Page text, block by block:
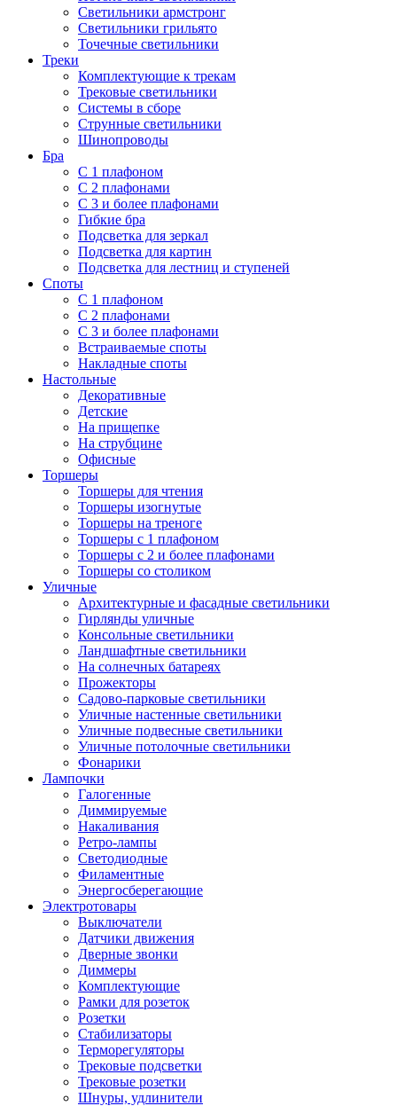
Светильники армстронг
Светильники грильято
Точечные светильники
Треки
Комплектующие к трекам
Трековые светильники
Системы в сборе
Струнные светильники
Шинопроводы
Бра
С 1 плафоном
С 2 плафонами
С 3 и более плафонами
Гибкие бра
Подсветка для зеркал
Подсветка для картин
Подсветка для лестниц и ступеней
Споты
С 1 плафоном
С 2 плафонами
С 3 и более плафонами
Встраиваемые споты
Накладные споты
Настольные
Декоративные
Детские
На прищепке
На струбцине
Офисные
Торшеры
Торшеры для чтения
Торшеры изогнутые
Торшеры на треноге
Торшеры с 1 плафоном
Торшеры с 2 и более плафонами
Торшеры со столиком
Уличные
Архитектурные и фасадные светильники
Гирлянды уличные
Консольные светильники
Ландшафтные светильники
На солнечных батареях
Прожекторы
Садово-парковые светильники
Уличные настенные светильники
Уличные подвесные светильники
Уличные потолочные светильники
Фонарики
Лампочки
Галогенные
Диммируемые
Накаливания
Ретро-лампы
Светодиодные
Филаментные
Энергосберегающие
Электротовары
Выключатели
Датчики движения
Дверные звонки
Диммеры
Комплектующие
Рамки для розеток
Розетки
Стабилизаторы
Терморегуляторы
Трековые подсветки
Трековые розетки
Шнуры, удлинители